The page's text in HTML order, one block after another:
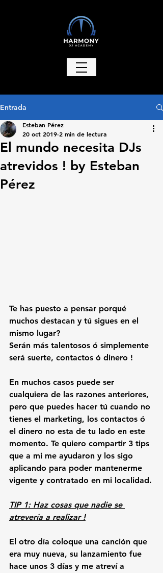
Entrada
El mundo necesita DJs
atrevidos ! by Esteban
Pérez
Esteban Pérez
20 oct 2019 2 min de lectura
Te has puesto a pensar porqué
muchos destacan y tú sigues en el
mismo lugar?
Serán más talentosos ó simplemente
será suerte, contactos ó dinero !
En muchos casos puede ser
cualquiera de las razones anteriores,
pero que puedes hacer tú cuando no
tienes el marketing, los contactos ó
el dinero no esta de tu lado en este
momento. Te quiero compartir 3 tips
que a mi me ayudaron y los sigo
aplicando para poder mantenerme
vigente y contratado en mi localidad.
TIP 1: Haz cosas que nadie se
atrevería a realizar !
El otro día coloque una canción que
era muy nueva, su lanzamiento fue
hace unos 3 días y me atreví a